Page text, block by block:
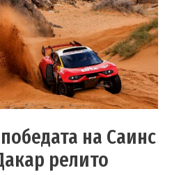
на Саинс
релито